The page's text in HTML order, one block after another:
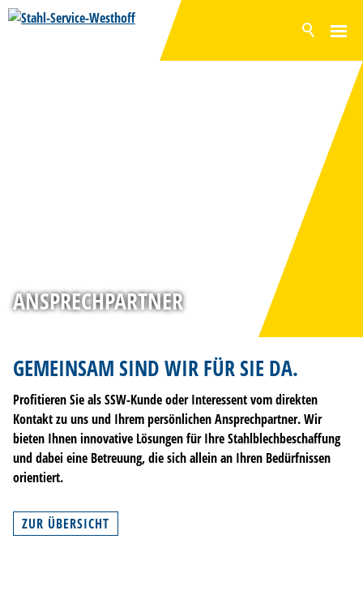
AKTUELL
PRODUKTE
OBERFLÄCHEN
LAGERPROGRAMM
SERVICE
PRODUKTION
UNTERNEHMEN
NACHHALTIGKEIT
ZERTIFIZIERUNG
KARRIERE
ANSPRECHPARTNER
GEMEINSAM SIND WIR FÜR SIE DA.
Profitieren Sie als SSW-Kunde oder Interessent vom direkten
Kontakt zu uns und Ihrem persönlichen Ansprechpartner. Wir
bieten Ihnen innovative Lösungen für Ihre Stahlblechbeschaffung
und dabei eine Betreuung, die sich allein an Ihren Bedürfnissen
orientiert.
ZUR ÜBERSICHT